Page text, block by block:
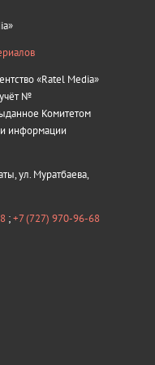
«Ratel Media»
№
Комитетом
информации
ул. Муратбаева,
;+7 (727) 970-96-68